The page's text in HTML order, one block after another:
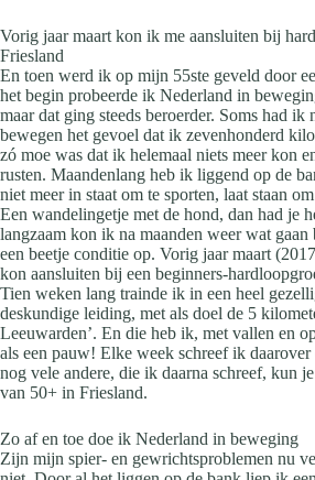
Vorig jaar maart kon ik me aansluiten bij
Friesland
En toen werd ik op mijn 55ste geveld door
het begin probeerde ik Nederland in
maar dat ging steeds beroerder. Soms had ik
bewegen het gevoel dat ik zevenhonderd
zó moe was dat ik helemaal niets meer kon
rusten. Maandenlang heb ik liggend op de
niet meer in staat om te sporten, laat staan
Een wandelingetje met de hond, dan had je
langzaam kon ik na maanden weer wat
een beetje conditie op. Vorig jaar maart
kon aansluiten bij een beginners-
Tien weken lang trainde ik in een heel
deskundige leiding, met als doel de 5
Leeuwarden’. En die heb ik, met vallen en
als een pauw! Elke week schreef ik
nog vele andere, die ik daarna schreef, kun
van 50+ in Friesland.
Zo af en toe doe ik Nederland in beweging
Zijn mijn spier- en gewrichtsproblemen nu